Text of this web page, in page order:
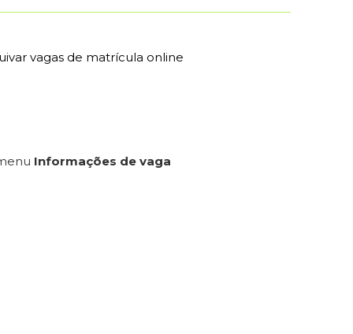
vagas de matrícula online
Informações de vaga